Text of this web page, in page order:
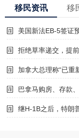
移民资讯 移
美国新法EB-5签证
拒绝草率递交，提
加拿大总理称“已
巴拿马购房、存款
继H-1B之后，特朗